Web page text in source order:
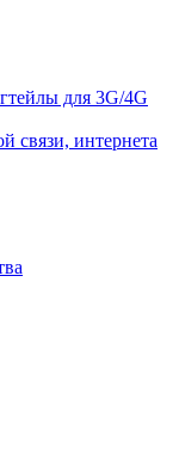
для 3G/4G
связи, интернета